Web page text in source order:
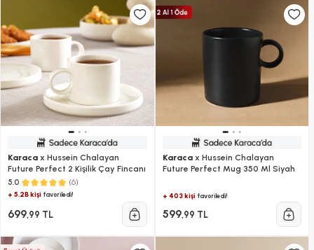
Karaca x Hussein Chalayan
Future Perfect 2 Kişilik Çay Fincanı
5.0 (6)
+ 5.2B kişi favoriledi!
699,99 TL
Karacax Hussein Chalayan
Future Perfect Mug 350 Ml Siyah
+ 403 kişifavoriledi!
599,99 TL